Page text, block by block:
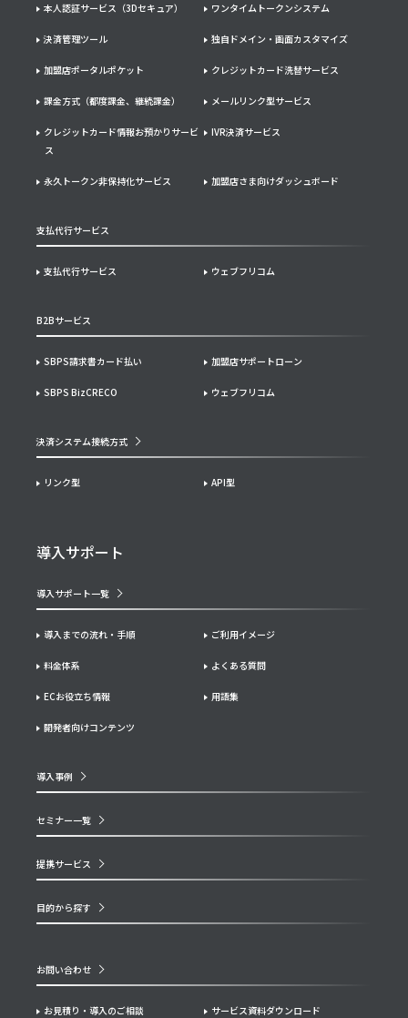
本人認証サービス（3Dセキュア） ワンタイムトークンシステム
決済管理ツール 独自ドメイン・画面カスタマイズ
加盟店ポータルポケット クレジットカード洗替サービス
課金方式（都度課金、継続課金） メールリンク型サービス
クレジットカード情報お預かりサービ
ス
IVR決済サービス
永久トークン非保持化サービス 加盟店さま向けダッシュボード
支払代行サービス
支払代行サービス ウェブフリコム
B2Bサービス
SBPS請求書カード払い 加盟店サポートローン
SBPS BizCRECO ウェブフリコム
決済システム接続方式
リンク型 API型
導入サポート
導入サポート一覧
導入までの流れ・手順 ご利用イメージ
料金体系 よくある質問
ECお役立ち情報 用語集
開発者向けコンテンツ
導入事例
セミナー一覧
提携サービス
目的から探す
お問い合わせ
お見積り・導入のご相談 サービス資料ダウンロード